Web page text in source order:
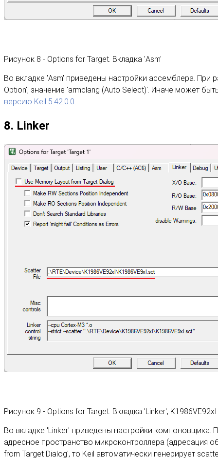
Рисунок 8 - Options for Target. Вкладка 'Asm'
Во вкладке 'Asm' приведены настройки ассемблера. При
Option', значение 'armclang (Auto Select)'. Иначе может
версию Keil 5.42.0.0
8. Linker
Рисунок 9 - Options for Target. Вкладка 'Linker', K1986VE92xI
Во вкладке 'Linker' приведены настройки
адресное пространство микроконтроллера (адресация
from Target Dialog', то Keil автоматически генерирует